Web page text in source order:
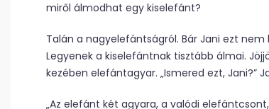
miről álmodhat egy kiselefánt?
Talán a nagyelefántságról. Bár Jani ezt
Legyenek a kiselefántnak tisztább álmai.
kezében elefántagyar. „Ismered ezt, Jani?”
„Az elefánt két agyara, a valódi